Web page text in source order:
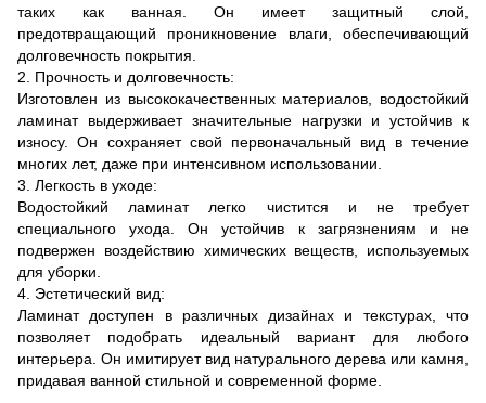
таких как ванная. Он имеет защитный слой,
предотвращающий проникновение влаги, обеспечивающий
долговечность покрытия.
2. Прочность и долговечность:
Изготовлен из высококачественных материалов, водостойкий
ламинат выдерживает значительные нагрузки и устойчив к
износу. Он сохраняет свой первоначальный вид в течение
многих лет, даже при интенсивном использовании.
3. Легкость в уходе:
Водостойкий ламинат легко чистится и не требует
специального ухода. Он устойчив к загрязнениям и не
подвержен воздействию химических веществ, используемых
для уборки.
4. Эстетический вид:
Ламинат доступен в различных дизайнах и текстурах, что
позволяет подобрать идеальный вариант для любого
интерьера. Он имитирует вид натурального дерева или камня,
придавая ванной стильной и современной форме.